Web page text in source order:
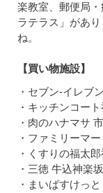
楽教室、郵便局
ラテラス」があ
ね。
【買い物施設】
・セブン-イレブ
・キッチンコー
・肉のハナマサ
・ファミリーマ
・くすりの福太
・三徳 牛込神楽
・まいばすけっ